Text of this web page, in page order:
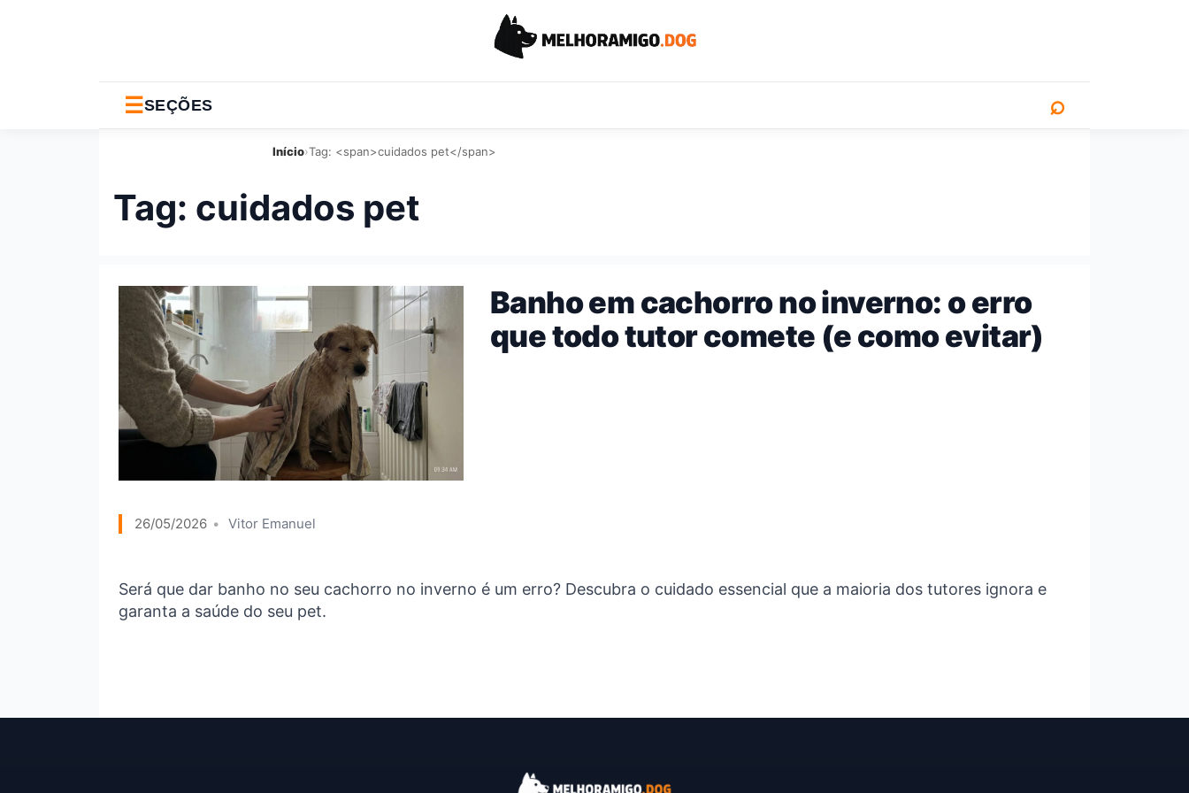
☰SEÇÕES ⌕
Início›Tag: <span>cuidados pet</span>
Tag: cuidados pet
Banho em cachorro no inverno: o erro
que todo tutor comete (e como evitar)
26/05/2026 Vitor Emanuel
Será que dar banho no seu cachorro no inverno é um erro? Descubra o cuidado essencial que a maioria dos tutores ignora e
garanta a saúde do seu pet.